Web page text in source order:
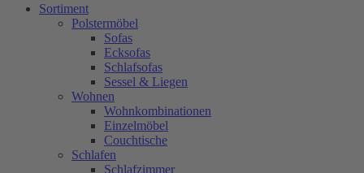
Sortiment
Polstermöbel
Sofas
Ecksofas
Schlafsofas
Sessel & Liegen
Wohnen
Wohnkombinationen
Einzelmöbel
Couchtische
Schlafen
Schlafzimmer